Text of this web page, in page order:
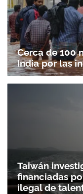
Cerca de 100
India por las
Taiwán
financiadas
ilegal de